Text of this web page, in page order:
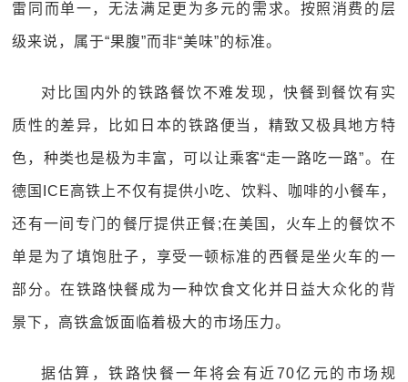
雷同而单一，无法满足更为多元的需求。按照消费的层
级来说，属于“果腹”而非“美味”的标准。
对比国内外的铁路餐饮不难发现，快餐到餐饮有实
质性的差异，比如日本的铁路便当，精致又极具地方特
色，种类也是极为丰富，可以让乘客“走一路吃一路”。在
德国ICE高铁上不仅有提供小吃、饮料、咖啡的小餐车，
还有一间专门的餐厅提供正餐;在美国，火车上的餐饮不
单是为了填饱肚子，享受一顿标准的西餐是坐火车的一
部分。在铁路快餐成为一种饮食文化并日益大众化的背
景下，高铁盒饭面临着极大的市场压力。
据估算，铁路快餐一年将会有近70亿元的市场规